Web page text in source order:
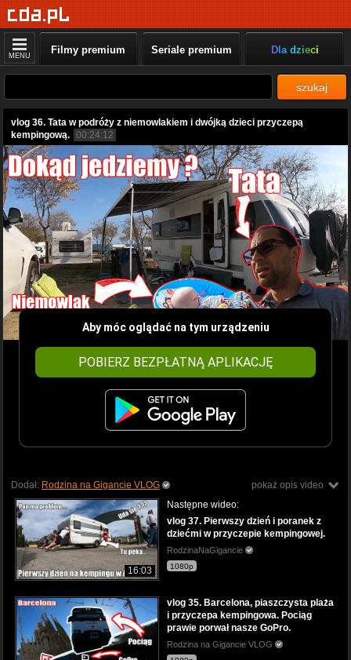
MENU Filmy premium Seriale premium Dla dzieci
szukaj
vlog 36. Tata w podróży z niemowlakiem i dwójką dzieci przyczepą
kempingową. 00:24:12
Aby móc oglądać na tym urządzeniu
POBIERZ BEZPŁATNĄ APLIKACJĘ
pokaż opis video
Dodał: Rodzina na Gigancie VLOG
16:03
Następne wideo:
vlog 37. Pierwszy dzień i poranek z
dziećmi w przyczepie kempingowej.
RodzinaNaGigancie
1080p
vlog 35. Barcelona, piaszczysta plaża
i przyczepa kempingowa. Pociąg
prawie porwał nasze GoPro.
Rodzina na Gigancie VLOG